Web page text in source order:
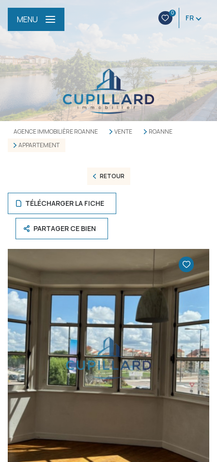
0
FR
MENU
AGENCE IMMOBILIÈRE ROANNE VENTE
ROANNE
APPARTEMENT
RETOUR
TÉLÉCHARGER LA FICHE
PARTAGER CE BIEN